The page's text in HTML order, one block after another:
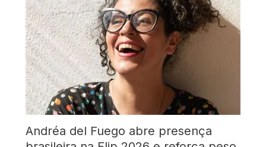
Andréa del Fuego abre presença